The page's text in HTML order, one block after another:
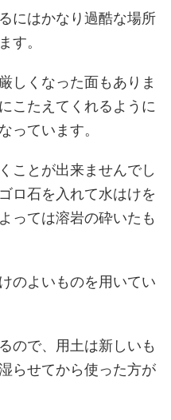
にはかなり過酷な場所
す。
しくなった面もありま
こたえてくれるように
っています。
ことが出来ませんでし
ロ石を入れて水はけを
っては溶岩の砕いたも
のよいものを用いてい
ので、用土は新しいも
らせてから使った方が